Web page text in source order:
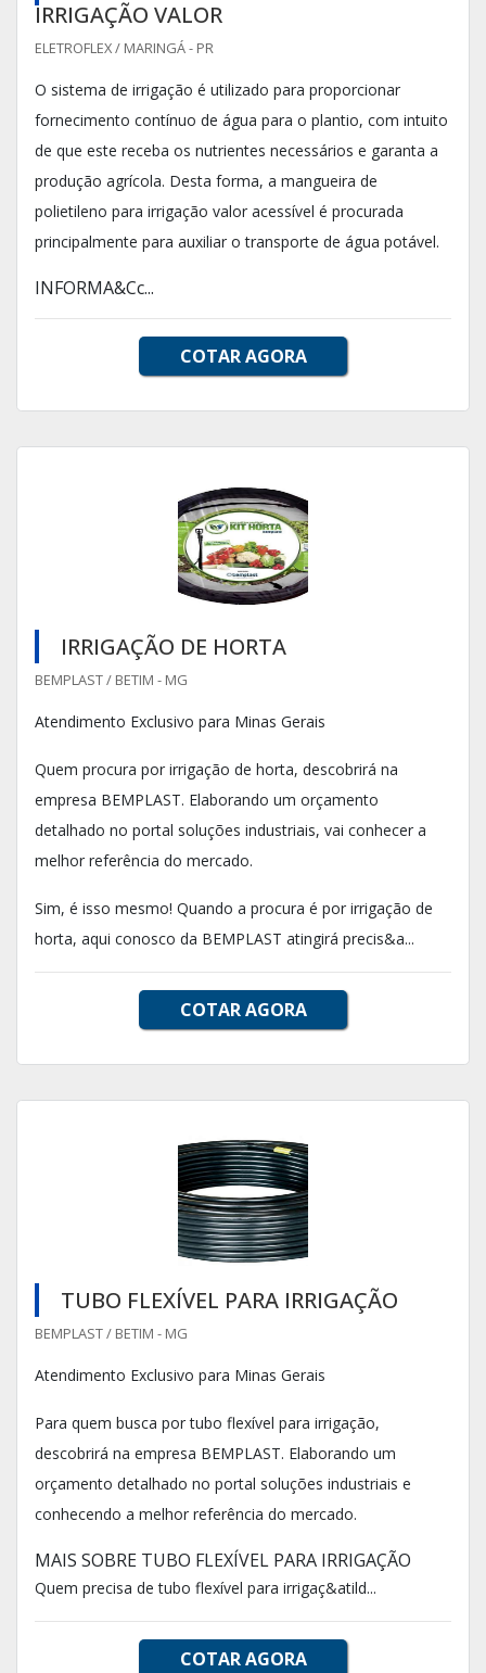
IRRIGAÇÃO VALOR
ELETROFLEX / MARINGÁ - PR
O sistema de irrigação é utilizado para proporcionar
fornecimento contínuo de água para o plantio, com intuito
de que este receba os nutrientes necessários e garanta a
produção agrícola. Desta forma, a mangueira de
polietileno para irrigação valor acessível é procurada
principalmente para auxiliar o transporte de água potável.
INFORMA&Cc...
COTAR AGORA
IRRIGAÇÃO DE HORTA
BEMPLAST / BETIM - MG
Atendimento Exclusivo para Minas Gerais
Quem procura por irrigação de horta, descobrirá na
empresa BEMPLAST. Elaborando um orçamento
detalhado no portal soluções industriais, vai conhecer a
melhor referência do mercado.
Sim, é isso mesmo! Quando a procura é por irrigação de
horta, aqui conosco da BEMPLAST atingirá precis&a...
COTAR AGORA
TUBO FLEXÍVEL PARA IRRIGAÇÃO
BEMPLAST / BETIM - MG
Atendimento Exclusivo para Minas Gerais
Para quem busca por tubo flexível para irrigação,
descobrirá na empresa BEMPLAST. Elaborando um
orçamento detalhado no portal soluções industriais e
conhecendo a melhor referência do mercado.
MAIS SOBRE TUBO FLEXÍVEL PARA IRRIGAÇÃO
Quem precisa de tubo flexível para irrigaç&atild...
COTAR AGORA